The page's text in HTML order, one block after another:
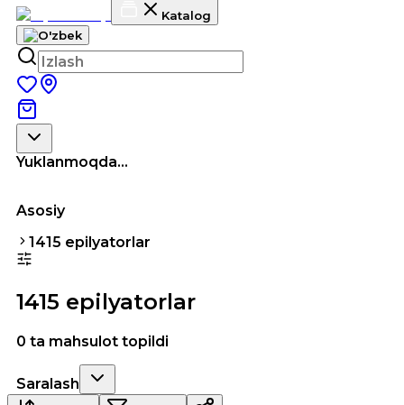
Katalog
Yuklanmoqda...
Asosiy
1415 epilyatorlar
1415 epilyatorlar
0 ta mahsulot topildi
Saralash